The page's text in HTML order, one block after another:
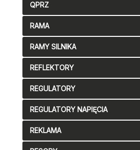
QPRZ
RAMA
RAMY SILNIKA
REFLEKTORY
REGULATORY
REGULATORY NAPIĘCIA
REKLAMA